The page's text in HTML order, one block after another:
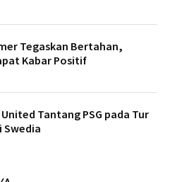
Tegaskan Bertahan,
Kabar Positif
Tantang PSG pada Tur
Swedia